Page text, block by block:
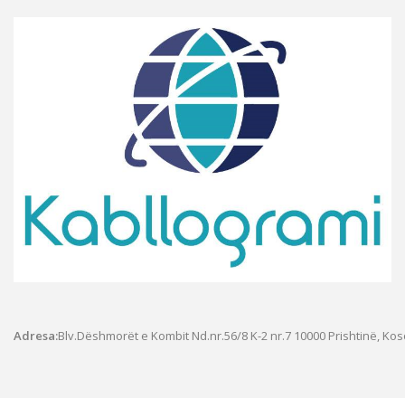
Adresa:Blv.Dëshmorët e Kombit Nd.nr.56/8 K-2 nr.7 10000 Prishtinë,